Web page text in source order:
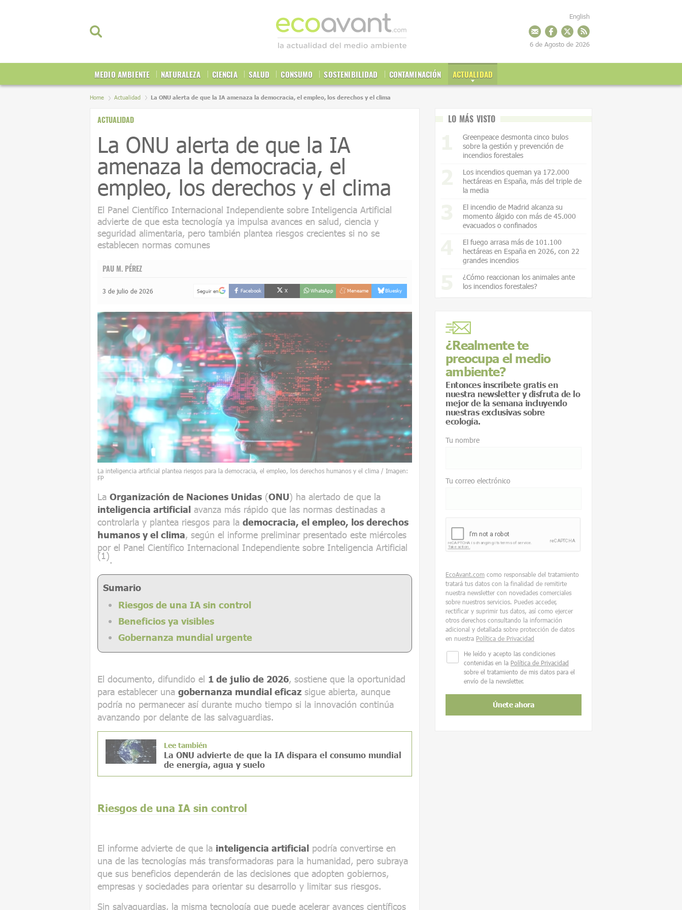
MEDIO AMBIENTE NATURALEZA CIENCIA SALUD CONSUMO SOSTENIBILIDAD CONTAMINACIÓN ACTUALIDAD
English
6 de Agosto de 2026
Home Actualidad La ONU alerta de que la IA amenaza la democracia, el empleo, los derechos y el clima
ACTUALIDAD
La ONU alerta de que la IA
amenaza la democracia, el
empleo, los derechos y el clima
El Panel Científico Internacional Independiente sobre Inteligencia Artificial
advierte de que esta tecnología ya impulsa avances en salud, ciencia y
seguridad alimentaria, pero también plantea riesgos crecientes si no se
establecen normas comunes
PAU M. PÉREZ
3 de julio de 2026 Seguir en Facebook X WhatsApp Meneame Bluesky
La inteligencia artificial plantea riesgos para la democracia, el empleo, los derechos humanos y el clima / Imagen:
FP
La Organización de Naciones Unidas (ONU) ha alertado de que la
inteligencia artificial avanza más rápido que las normas destinadas a
controlarla y plantea riesgos para la democracia, el empleo, los derechos
humanos y el clima, según el informe preliminar presentado este miércoles
por el Panel Científico Internacional Independiente sobre Inteligencia Artificial
(1).
Sumario
Riesgos de una IA sin control
Beneficios ya visibles
Gobernanza mundial urgente
El documento, difundido el 1 de julio de 2026, sostiene que la oportunidad
para establecer una gobernanza mundial eficaz sigue abierta, aunque
podría no permanecer así durante mucho tiempo si la innovación continúa
avanzando por delante de las salvaguardias.
Lee también
La ONU advierte de que la IA dispara el consumo mundial
de energía, agua y suelo
Riesgos de una IA sin control
El informe advierte de que la inteligencia artificial podría convertirse en
una de las tecnologías más transformadoras para la humanidad, pero subraya
que sus beneficios dependerán de las decisiones que adopten gobiernos,
empresas y sociedades para orientar su desarrollo y limitar sus riesgos.
Sin salvaguardias, la misma tecnología que puede acelerar avances científicos
LO MÁS VISTO
Greenpeace desmonta cinco bulos
sobre la gestión y prevención de
incendios forestales
Los incendios queman ya 172.000
hectáreas en España, más del triple de
la media
El incendio de Madrid alcanza su
momento álgido con más de 45.000
evacuados o confinados
El fuego arrasa más de 101.100
hectáreas en España en 2026, con 22
grandes incendios
¿Cómo reaccionan los animales ante
los incendios forestales?
¿Realmente te
preocupa el medio
ambiente?
Entonces inscríbete gratis en
nuestra newsletter y disfruta de lo
mejor de la semana incluyendo
nuestras exclusivas sobre
ecología.
Tu nombre
Tu correo electrónico
EcoAvant.com como responsable del tratamiento
tratará tus datos con la finalidad de remitirte
nuestra newsletter con novedades comerciales
sobre nuestros servicios. Puedes acceder,
rectificar y suprimir tus datos, así como ejercer
otros derechos consultando la información
adicional y detallada sobre protección de datos
en nuestra Política de Privacidad
He leído y acepto las condiciones
contenidas en la Política de Privacidad
sobre el tratamiento de mis datos para el
envío de la newsletter.